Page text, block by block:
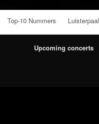
Top-10 Nummers Luisterpaal
Upcoming concerts